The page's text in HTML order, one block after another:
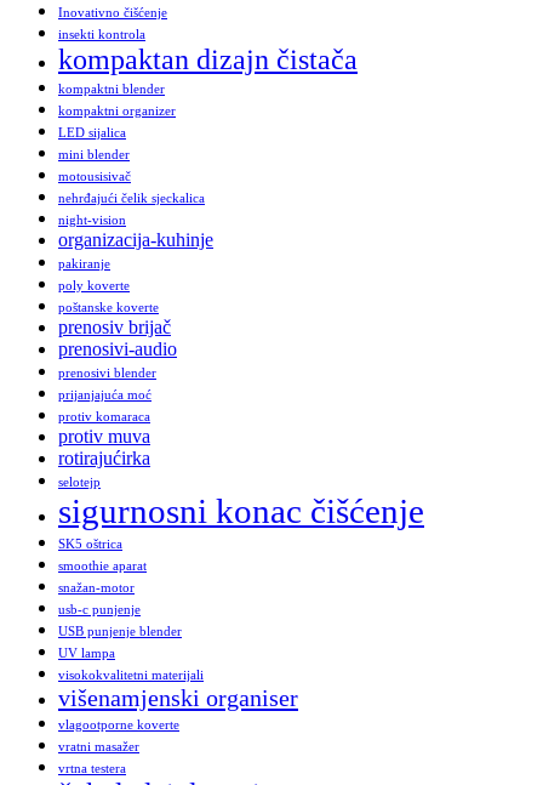
Inovativno čišćenje
insekti kontrola
kompaktan dizajn čistača
kompaktni blender
kompaktni organizer
LED sijalica
mini blender
motousisivač
nehrđajući čelik sjeckalica
night-vision
organizacija-kuhinje
pakiranje
poly koverte
poštanske koverte
prenosiv brijač
prenosivi-audio
prenosivi blender
prijanjajuća moć
protiv komaraca
protiv muva
rotirajućirka
selotejp
sigurnosni konac čišćenje
SK5 oštrica
smoothie aparat
snažan-motor
usb-c punjenje
USB punjenje blender
UV lampa
visokokvalitetni materijali
višenamjenski organiser
vlagootporne koverte
vratni masažer
vrtna testera